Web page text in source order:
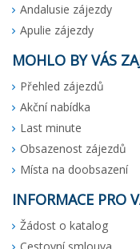
Andalusie zájezdy
Apulie zájezdy
MOHLO BY VÁS
Přehled zájezdů
Akční nabídka
Last minute
Obsazenost zájezdů
Místa na doobsazení
INFORMACE PRO
Žádost o katalog
Cestovní smlouva